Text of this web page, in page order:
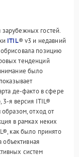
гостей.
ITIL® v3 и недавний
позицию
тенденций
было
де-факто в сфере
я версия ITIL®
отход от
в рамках неких
как было принято
объективная
систем